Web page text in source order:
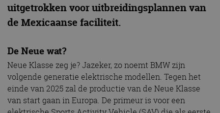
uitgetrokken voor uitbreidingsplannen van
de Mexicaanse faciliteit.
De Neue wat?
Neue Klasse zeg je? Jazeker, zo noemt BMW zijn
volgende generatie elektrische modellen. Tegen het
einde van 2025 zal de productie van de Neue Klasse
van start gaan in Europa. De primeur is voor een